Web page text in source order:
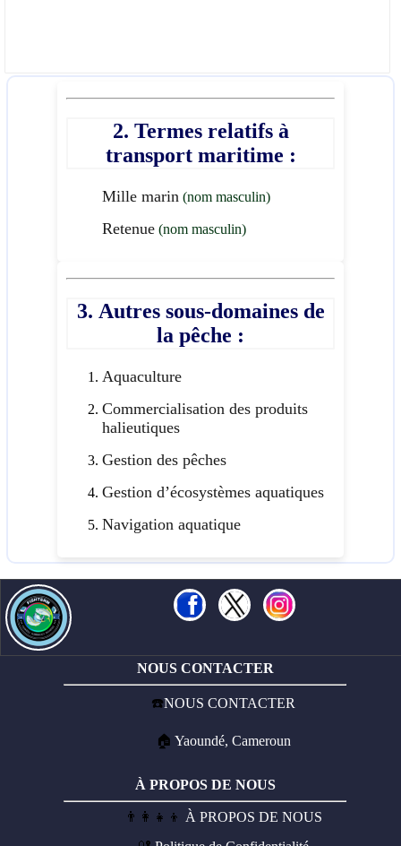
2. Termes relatifs à
transport maritime :
Mille marin (nom masculin)
Retenue (nom masculin)
3. Autres sous-domaines de
la pêche :
Aquaculture
Commercialisation des produits
halieutiques
Gestion des pêches
Gestion d’écosystèmes aquatiques
Navigation aquatique
NOUS CONTACTER
☎️NOUS CONTACTER
🏠 Yaoundé, Cameroun
À PROPOS DE NOUS
👨‍👩‍👧‍👦 À PROPOS DE NOUS